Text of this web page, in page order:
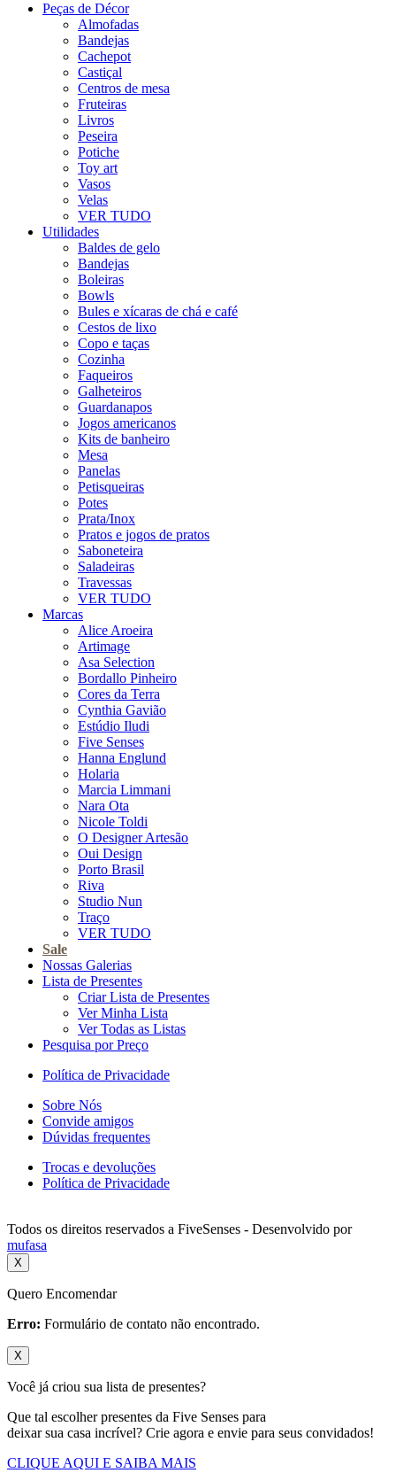
Peças de Décor
Almofadas
Bandejas
Cachepot
Castiçal
Centros de mesa
Fruteiras
Livros
Peseira
Potiche
Toy art
Vasos
Velas
VER TUDO
Utilidades
Baldes de gelo
Bandejas
Boleiras
Bowls
Bules e xícaras de chá e café
Cestos de lixo
Copo e taças
Cozinha
Faqueiros
Galheteiros
Guardanapos
Jogos americanos
Kits de banheiro
Mesa
Panelas
Petisqueiras
Potes
Prata/Inox
Pratos e jogos de pratos
Saboneteira
Saladeiras
Travessas
VER TUDO
Marcas
Alice Aroeira
Artimage
Asa Selection
Bordallo Pinheiro
Cores da Terra
Cynthia Gavião
Estúdio Iludi
Five Senses
Hanna Englund
Holaria
Marcia Limmani
Nara Ota
Nicole Toldi
O Designer Artesão
Oui Design
Porto Brasil
Riva
Studio Nun
Traço
VER TUDO
Sale
Nossas Galerias
Lista de Presentes
Criar Lista de Presentes
Ver Minha Lista
Ver Todas as Listas
Pesquisa por Preço
Política de Privacidade
Sobre Nós
Convide amigos
Dúvidas frequentes
Trocas e devoluções
Política de Privacidade
Todos os direitos reservados a FiveSenses - Desenvolvido por
mufasa
X
Quero Encomendar
Erro: Formulário de contato não encontrado.
X
Você já criou sua lista de presentes?
Que tal escolher presentes da Five Senses para
deixar sua casa incrível? Crie agora e envie para seus convidados!
CLIQUE AQUI E SAIBA MAIS